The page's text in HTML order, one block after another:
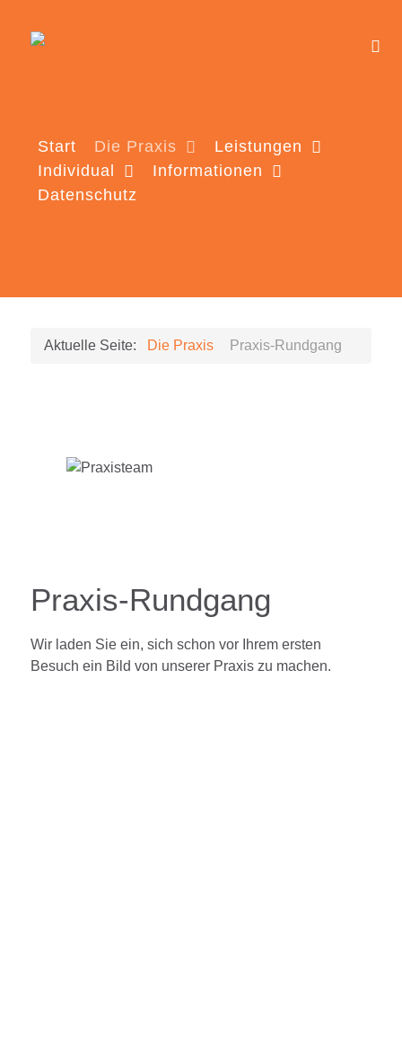
Start Die Praxis
Leistungen
Individual
Informationen
Datenschutz
Aktuelle Seite: Die Praxis Praxis-Rundgang
Praxis-Rundgang
Wir laden Sie ein, sich schon vor Ihrem ersten
Besuch ein Bild von unserer Praxis zu machen.